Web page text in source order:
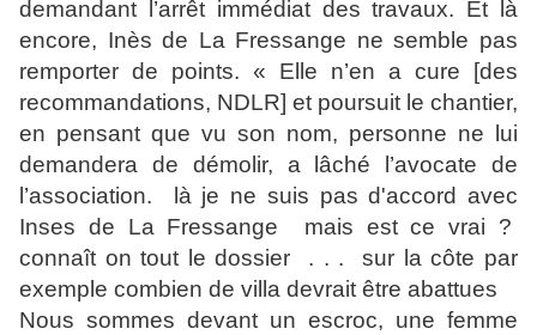
demandant l’arrêt immédiat des travaux. Et là
encore, Inès de La Fressange ne semble pas
remporter de points. « Elle n’en a cure [des
recommandations, NDLR] et poursuit le chantier,
en pensant que vu son nom, personne ne lui
demandera de démolir, a lâché l’avocate de
l’association. là je ne suis pas d'accord avec
Inses de La Fressange mais est ce vrai ?
connaît on tout le dossier . . . sur la côte par
exemple combien de villa devrait être abattues
Nous sommes devant un escroc, une femme